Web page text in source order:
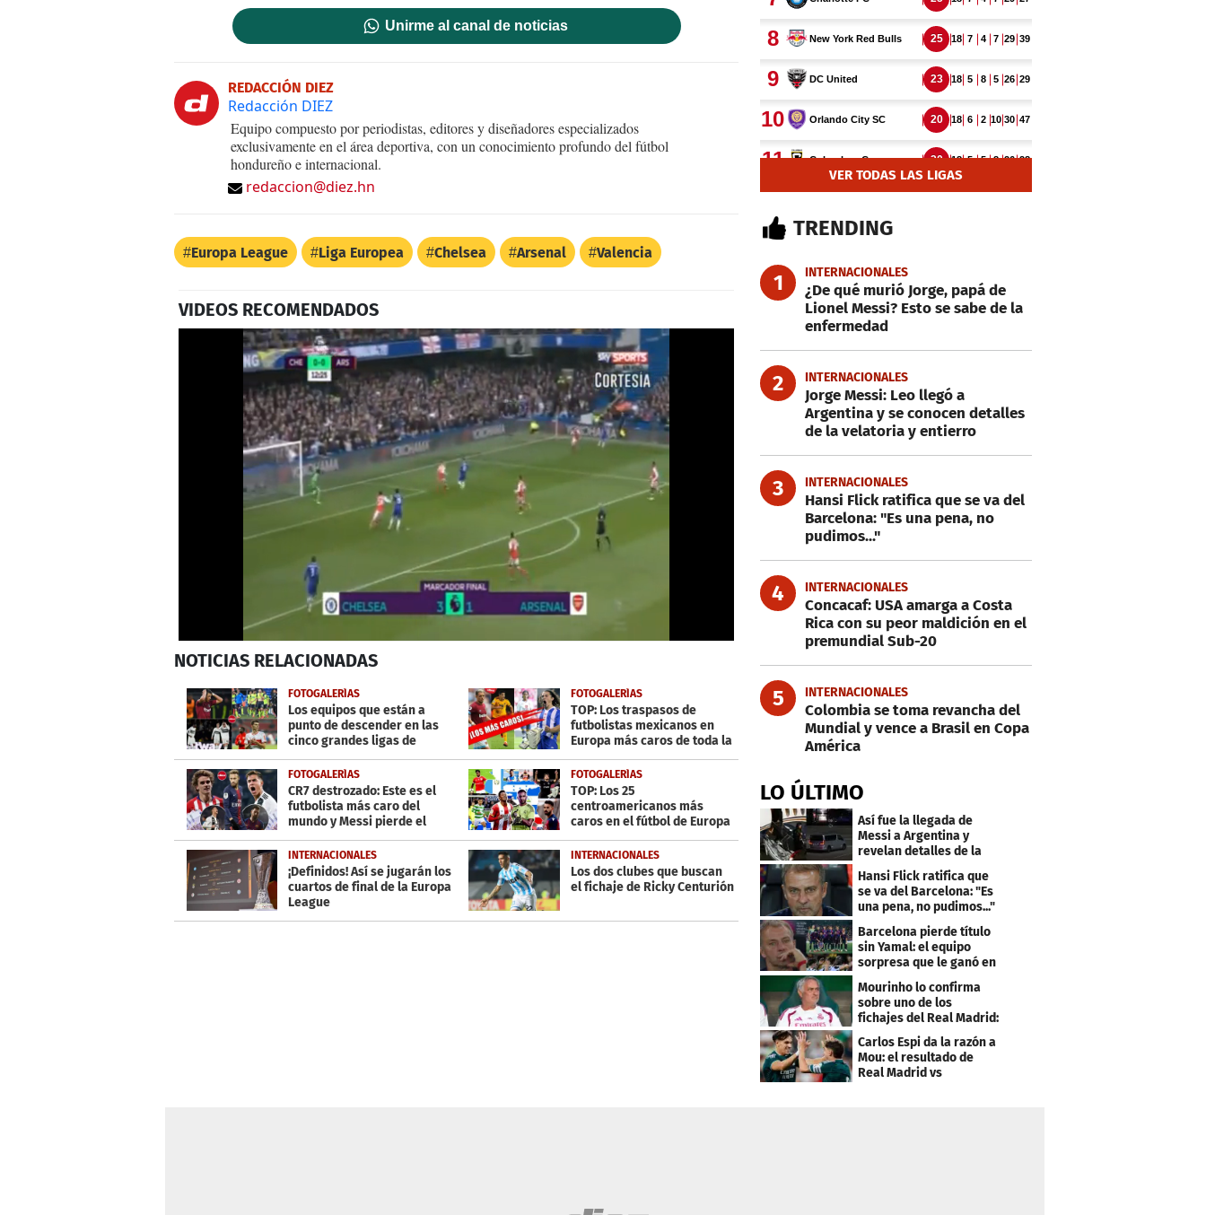
Unirme al canal de noticias
REDACCIÓN DIEZ
Redacción DIEZ
Equipo compuesto por periodistas, editores y diseñadores especializados
exclusivamente en el área deportiva, con un conocimiento profundo del fútbol
hondureño e internacional.
redaccion@diez.hn
Europa League Liga Europea Chelsea Arsenal Valencia
VIDEOS RECOMENDADOS
seconds
minutes,
20
secondsVolume
0%
NOTICIAS RELACIONADAS
FOTOGALERÍAS
Los equipos que están a
punto de descender en las
cinco grandes ligas de
Europa
FOTOGALERÍAS
TOP: Los traspasos de
futbolistas mexicanos en
Europa más caros de toda la
historia
FOTOGALERÍAS
CR7 destrozado: Este es el
futbolista más caro del
mundo y Messi pierde el
trono
FOTOGALERÍAS
TOP: Los 25
centroamericanos más
caros en el fútbol de Europa
INTERNACIONALES
¡Definidos! Así se jugarán los
cuartos de final de la Europa
League
INTERNACIONALES
Los dos clubes que buscan
el fichaje de Ricky Centurión
VER TODAS LAS LIGAS
TRENDING
1 INTERNACIONALES
¿De qué murió Jorge, papá de
Lionel Messi? Esto se sabe de la
enfermedad
2 INTERNACIONALES
Jorge Messi: Leo llegó a
Argentina y se conocen detalles
de la velatoria y entierro
3 INTERNACIONALES
Hansi Flick ratifica que se va del
Barcelona: "Es una pena, no
pudimos..."
4 INTERNACIONALES
Concacaf: USA amarga a Costa
Rica con su peor maldición en el
premundial Sub-20
5 INTERNACIONALES
Colombia se toma revancha del
Mundial y vence a Brasil en Copa
América
LO ÚLTIMO
Así fue la llegada de
Messi a Argentina y
revelan detalles de la
despedida de su padre
Hansi Flick ratifica que
se va del Barcelona: "Es
una pena, no pudimos..."
Barcelona pierde título
sin Yamal: el equipo
sorpresa que le ganó en
el último minuto
Mourinho lo confirma
sobre uno de los
fichajes del Real Madrid:
"Bastante inferior"
Carlos Espi da la razón a
Mou: el resultado de
Real Madrid vs